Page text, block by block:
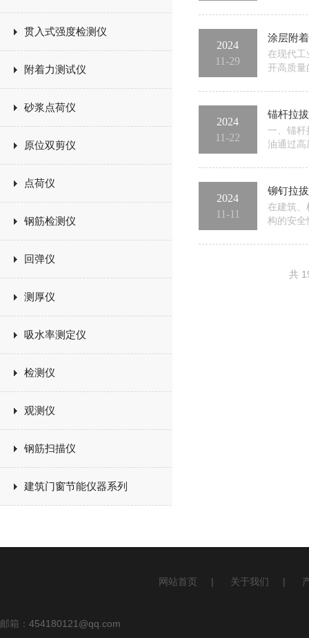
贯入式强度检测仪
附着力测试仪
砂浆点荷仪
原位双剪仪
点荷仪
钢筋检测仪
回弹仪
测厚仪
吸水率测定仪
检测仪
观测仪
钢筋扫描仪
建筑门窗节能仪器系列
出砌体的
2024
11-29
涂层附
在现代工
开高质量
准确评估
2024
11-22
锚杆拉
一、锚杆
油通过高
则测量锚
2024
11-11
铆钉拉
在建筑、
构的安全
钉的连接
共
网站首页 | 关于我们 |
邮箱： 454180121@qq.com